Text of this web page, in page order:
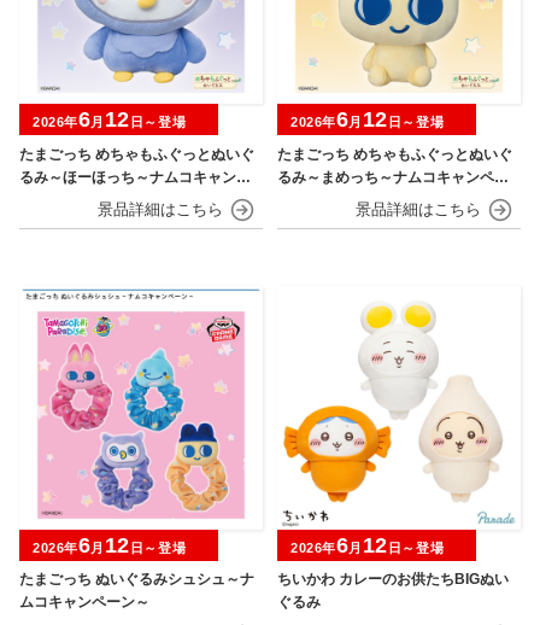
たまごっち めちゃもふぐっとぬいぐ
るみ～ほーほっち～ナムコキャンペ
2026年6月 12 日～登場
たまごっち めちゃもふぐっとぬいぐ
るみ～まめっち～ナムコキャンペー
2026年6月 12 日～登場
たまごっち ぬいぐるみシュシュ～ナ
ムコキャンペーン～
2026年6月 12 日～登場
ちいかわ カレーのお供たちBIGぬい
ぐるみ
2026年6月 12 日～登場